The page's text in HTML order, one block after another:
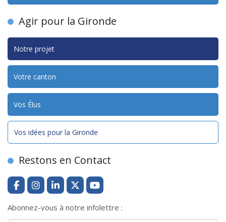
Agir pour la Gironde
Notre projet
Votre canton
Vos Élus
Vos idées pour la Gironde
Restons en Contact
Abonnez-vous à notre infolettre :